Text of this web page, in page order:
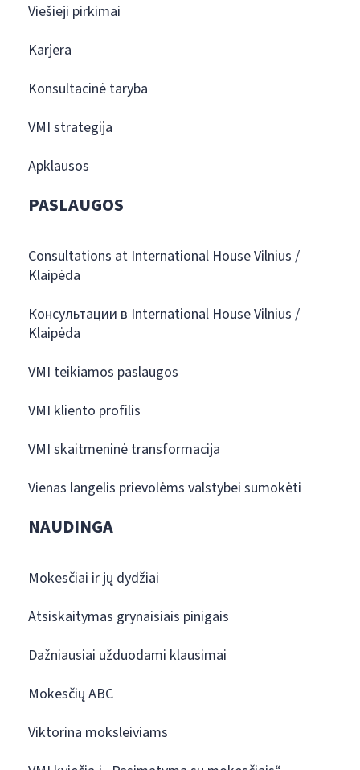
Viešieji pirkimai
Karjera
Konsultacinė taryba
VMI strategija
Apklausos
PASLAUGOS
Consultations at International House Vilnius /
Klaipėda
Консультации в International House Vilnius /
Klaipėda
VMI teikiamos paslaugos
VMI kliento profilis
VMI skaitmeninė transformacija
Vienas langelis prievolėms valstybei sumokėti
NAUDINGA
Mokesčiai ir jų dydžiai
Atsiskaitymas grynaisiais pinigais
Dažniausiai užduodami klausimai
Mokesčių ABC
Viktorina moksleiviams